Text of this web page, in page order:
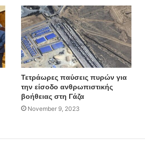
Τετράωρες παύσεις πυρών για
την είσοδο ανθρωπιστικής
βοήθειας στη Γάζα
November 9, 2023